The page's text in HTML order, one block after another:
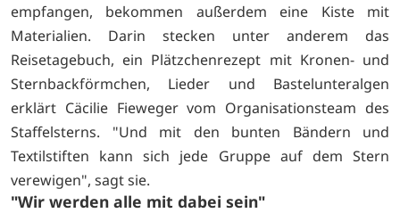
empfangen, bekommen außerdem eine Kiste mit
Materialien. Darin stecken unter anderem das
Reisetagebuch, ein Plätzchenrezept mit Kronen- und
Sternbackförmchen, Lieder und Bastelunteralgen
erklärt Cäcilie Fieweger vom Organisationsteam des
Staffelsterns. "Und mit den bunten Bändern und
Textilstiften kann sich jede Gruppe auf dem Stern
verewigen", sagt sie.
"Wir werden alle mit dabei sein"